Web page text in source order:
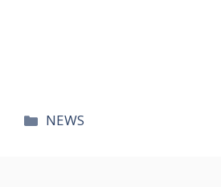
카
NEWS